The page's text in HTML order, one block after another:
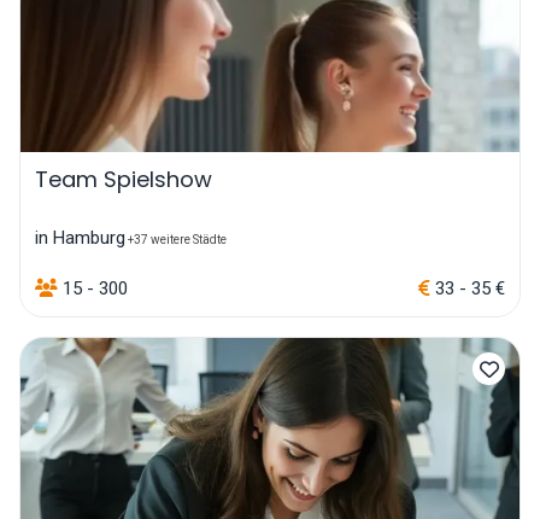
Team Spielshow
in Hamburg +37 weitere Städte
15 - 300 33 - 35 €